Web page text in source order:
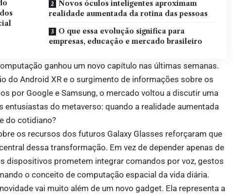
Novos óculos inteligentes aproximam
realidade aumentada da rotina das pessoas
O que essa evolução significa para
empresas, educação e mercado brasileiro
ganhou um novo capítulo nas últimas semanas.
do Android XR e o surgimento de informações sobre os
por Google e Samsung, o mercado voltou a discutir uma
do metaverso: quando a realidade aumentada
do cotidiano?
os recursos dos futuros Galaxy Glasses reforçaram que
dessa transformação. Em vez de depender apenas de
dispositivos prometem integrar comandos por voz, gestos
o conceito de computação espacial da vida diária.
vai muito além de um novo gadget. Ela representa a